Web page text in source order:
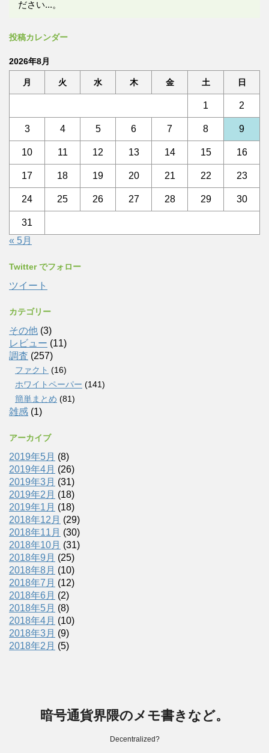
ださい...。
投稿カレンダー
2026年8月
月 火 水 木 金 土 日
1 2
3 4 5 6 7 8 9
10 11 12 13 14 15 16
17 18 19 20 21 22 23
24 25 26 27 28 29 30
31
« 5月
Twitter でフォロー
ツイート
カテゴリー
その他 (3)
レビュー (11)
調査 (257)
ファクト (16)
ホワイトペーパー (141)
簡単まとめ (81)
雑感 (1)
アーカイブ
2019年5月 (8)
2019年4月 (26)
2019年3月 (31)
2019年2月 (18)
2019年1月 (18)
2018年12月 (29)
2018年11月 (30)
2018年10月 (31)
2018年9月 (25)
2018年8月 (10)
2018年7月 (12)
2018年6月 (2)
2018年5月 (8)
2018年4月 (10)
2018年3月 (9)
2018年2月 (5)
暗号通貨界隈のメモ書きなど。
Decentralized?